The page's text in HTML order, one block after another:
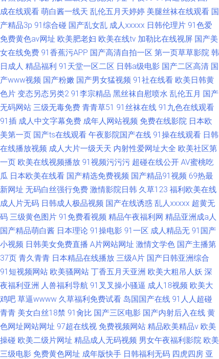
成在线观看 萌白酱一线天 乱伦五月天婷婷 美腿丝袜在线观看 国
产精品3p 91综合碰 国产乱女乱 成人xxxxx 日韩伦理片 91色爱
免费黄色av网址 欧美肥老妇 欧美在线tv 加勒比在线视屏 国产美
女在线免费 91香蕉污APP 国产高清自拍一区 第一页草草影院 韩
日成人 精品福利 91天堂一区二区 日韩a级电影 国产二区高清 国
产www视频 国产粉嫩 国产男女猛视频 91社在线看 欧美日韩黄
色片 变态另态另类2 91李宗精品 黑丝袜自慰喷水 乱伦五月 国产
无码网站 三级无毒免费 青青草51 91丝袜在线 91九色在线观看
91插 成人中文字幕免费 成年人网站视频 免费在线影院 日本欧
美第一页 国产ts在线观看 午夜影院国产在线 91操在线观看 日韩
在线播放视频 成人大片一级天天 内射性爱网址大全 欧美社区第
一页 欧美在线视频播放 91视频污污污 超碰在线公开 AV蜜桃吃
瓜 日本欧美在线看 国产精选免费视频 国产精品91视频 69热最
新网址 无码白丝强行免费 激情影院日韩 久草123 福利欧美在线
成人片无码 日韩成人极品视频 国产在线诱惑 乱人xxxxx 超黄无
码 三级黄色图片 91免费看视频 精品午夜福利网 精品亚洲成a人
国产精品萌白酱 日本理论 91操电影 91一区 成人精品无 91国产
小视频 日韩美女免费直播 A片网站网址 激情文学色 国产主播第
37页 青久青青 日本精品在线播放 三级A片 国产日韩亚洲综合
91短视频网站 欧美骚网站 丁香五月天亚洲 欧美大粗吊人妖 深
夜福利亚洲 人兽福利导航 91叉叉操小骚逼 成人18视频 欧美大
鸡吧 草逼wwww 久草福利免费试看 岛国国产在线 91人人超碰
青青 美女白丝18禁 91肏比 国产三区电影 国产内射后入在线 黄
色网址网站网址 97超在线视 免费视频网站 精品欧美精品v 欧美
操碰 欧美二级片网址 精品成人无码视频 男女午夜福利影院 欧美
三级电影 免费黄色网址 成年版快手 日韩福利无码 四虎四房 亚